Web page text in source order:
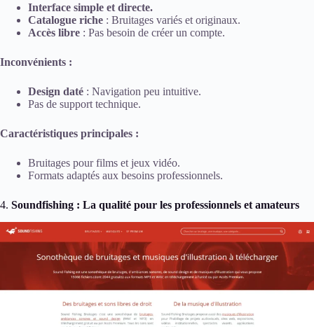
Interface simple et directe.
Catalogue riche : Bruitages variés et originaux.
Accès libre : Pas besoin de créer un compte.
Inconvénients :
Design daté : Navigation peu intuitive.
Pas de support technique.
Caractéristiques principales :
Bruitages pour films et jeux vidéo.
Formats adaptés aux besoins professionnels.
4. Soundfishing : La qualité pour les professionnels et amateurs